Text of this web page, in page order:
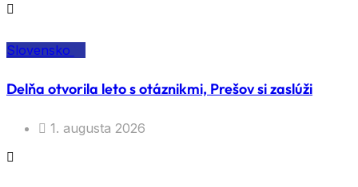
Slovensko
Delňa otvorila leto s otáznikmi, Prešov si zaslúži
1. augusta 2026